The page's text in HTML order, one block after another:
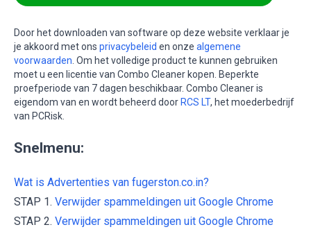
Door het downloaden van software op deze website verklaar je
je akkoord met ons privacybeleid en onze algemene
voorwaarden . Om het volledige product te kunnen gebruiken
moet u een licentie van Combo Cleaner kopen. Beperkte
proefperiode van 7 dagen beschikbaar. Combo Cleaner is
eigendom van en wordt beheerd doorRCS LT, het moederbedrijf
van PCRisk.
Snelmenu:
Wat is Advertenties van fugerston.co.in?
STAP 1. Verwijder spammeldingen uit Google Chrome
STAP 2. Verwijder spammeldingen uit Google Chrome